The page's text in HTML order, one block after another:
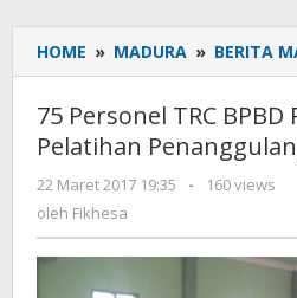
HOME » MADURA » BERITA
75 Personel TRC BPBD
Pelatihan
22 Maret 2017 19:35
oleh
-
160 views
oleh Fikhesa